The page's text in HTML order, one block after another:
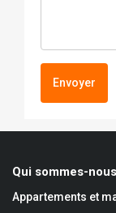
Envoyer
Qui sommes-nous
Appartements et